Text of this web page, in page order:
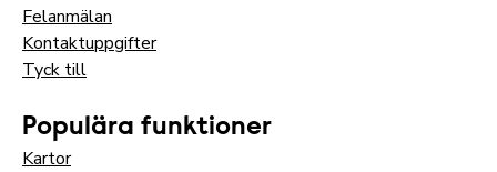
Felanmälan
Kontaktuppgifter
Tyck till
Populära funktioner
Kartor